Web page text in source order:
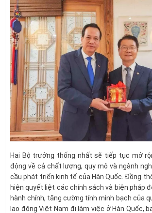
Hai Bộ trưởng thống nhất sẽ tiếp tục mở
động về cả chất lượng, quy mô và ngành
cầu phát triển kinh tế của Hàn Quốc. Đồng
hiện quyết liệt các chính sách và biện pháp
hành chính, tăng cường tính minh bạch của
lao động Việt Nam đi làm việc ở Hàn Quốc,